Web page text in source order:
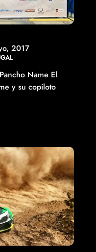
2017
Name El
y su copiloto